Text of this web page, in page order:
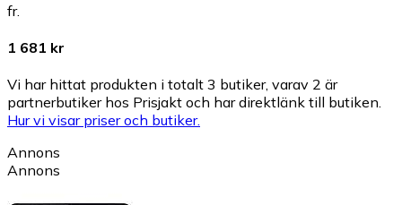
fr.
1 681 kr
Vi har hittat produkten i totalt 3 butiker, varav 2 är
partnerbutiker hos Prisjakt och har direktlänk till butiken.
Hur vi visar priser och butiker.
Annons
Annons